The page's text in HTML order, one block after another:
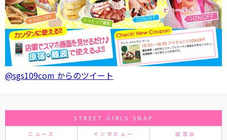
@sgs109com からのツイート
STREET GIRLS SNAP
ニュース インタビュー 試写会